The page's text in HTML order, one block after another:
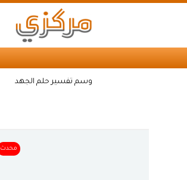
وسم تفسير حلم الجهد
محدث